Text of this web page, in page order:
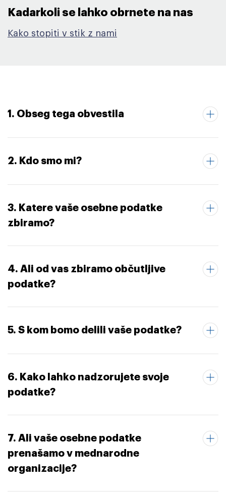
Kadarkoli se lahko obrnete na nas​
Kako stopiti v stik z nami
1. Obseg tega obvestila
2. Kdo smo mi?
3. Katere vaše osebne podatke
zbiramo?
4. Ali od vas zbiramo občutljive
podatke?
5. S kom bomo delili vaše podatke?
6. Kako lahko nadzorujete svoje
podatke?
7. Ali vaše osebne podatke
prenašamo v mednarodne
organizacije?